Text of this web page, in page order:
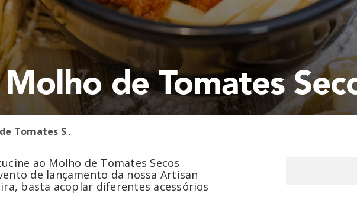
de Tomates
Fettuccine ao Molho de Tomates Secos
ao Molho de Tomates Secos
de lançamento da nossa Artisan
basta acoplar diferentes acessórios